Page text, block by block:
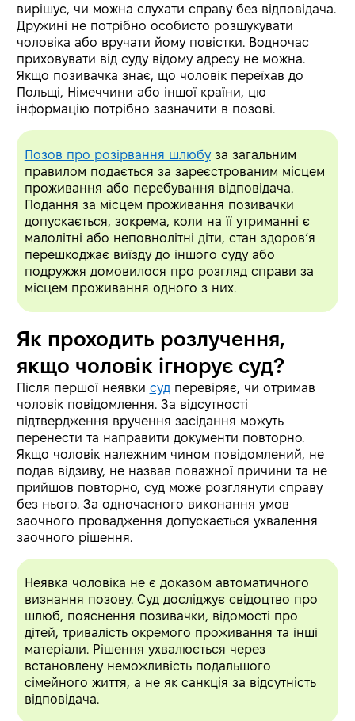
вирішує, чи можна слухати справу без відповідача.
Дружині не потрібно особисто розшукувати
чоловіка або вручати йому повістки. Водночас
приховувати від суду відому адресу не можна.
Якщо позивачка знає, що чоловік переїхав до
Польщі, Німеччини або іншої країни, цю
інформацію потрібно зазначити в позові.
Позов про розірвання шлюбуза загальним
правилом подається за зареєстрованим місцем
проживання або перебування відповідача.
Подання за місцем проживання позивачки
допускається, зокрема, коли на її утриманні є
малолітні або неповнолітні діти, стан здоров’я
перешкоджає виїзду до іншого суду або
подружжя домовилося про розгляд справи за
місцем проживання одного з них.
Як проходить розлучення,
якщо чоловік ігнорує суд?
Після першої неявки суд перевіряє, чи отримав
чоловік повідомлення. За відсутності
підтвердження вручення засідання можуть
перенести та направити документи повторно.
Якщо чоловік належним чином повідомлений, не
подав відзиву, не назвав поважної причини та не
прийшов повторно, суд може розглянути справу
без нього. За одночасного виконання умов
заочного провадження допускається ухвалення
заочного рішення.
Неявка чоловіка не є доказом автоматичного
визнання позову. Суд досліджує свідоцтво про
шлюб, пояснення позивачки, відомості про
дітей, тривалість окремого проживання та інші
матеріали. Рішення ухвалюється через
встановлену неможливість подальшого
сімейного життя, а не як санкція за відсутність
відповідача.